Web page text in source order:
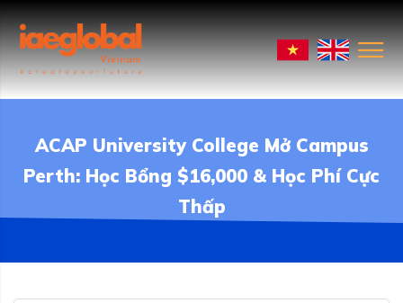
ACAP University College Mở Campus
Perth: Học Bổng $16,000 & Học Phí Cực
Thấp